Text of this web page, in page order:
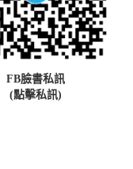
FB臉書私訊
(點擊私訊)